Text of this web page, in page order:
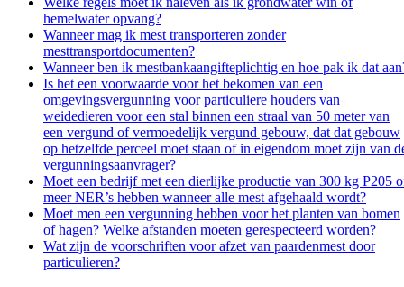
hemelwater opvang?
Wanneer mag ik mest transporteren zonder
mesttransportdocumenten?
Wanneer ben ik mestbankaangifteplichtig en hoe pak ik dat
Is het een voorwaarde voor het bekomen van een
omgevingsvergunning voor particuliere houders van
weidedieren voor een stal binnen een straal van 50 meter van
een vergund of vermoedelijk vergund gebouw, dat dat gebouw
op hetzelfde perceel moet staan of in eigendom moet zijn van
vergunningsaanvrager?
Moet een bedrijf met een dierlijke productie van 300 kg P205
meer NER’s hebben wanneer alle mest afgehaald wordt?
Moet men een vergunning hebben voor het planten van bomen
of hagen? Welke afstanden moeten gerespecteerd worden?
Wat zijn de voorschriften voor afzet van paardenmest door
particulieren?